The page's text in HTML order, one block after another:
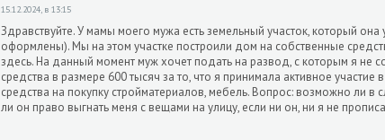
15.12.2024, в 13:15
Здравствуйте. У мамы моего мужа есть земельный участок, который
оформлены). Мы на этом участке построили дом на собственные
здесь. На данный момент муж хочет подать на развод, с которым я не
средства в размере 600 тысяч за то, что я принимала активное
средства на покупку стройматериалов, мебель. Вопрос: возможно ли в
ли он право выгнать меня с вещами на улицу, если ни он, ни я не